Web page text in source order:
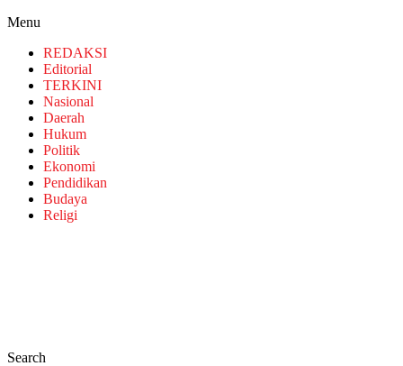
Menu
REDAKSI
Editorial
TERKINI
Nasional
Daerah
Hukum
Politik
Ekonomi
Pendidikan
Budaya
Religi
Search